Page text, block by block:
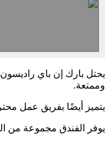
يحتل بارك إن باي
وممتعة.
يتميز أيضًا بفريق عمل
يوفر الفندق مجموعة من